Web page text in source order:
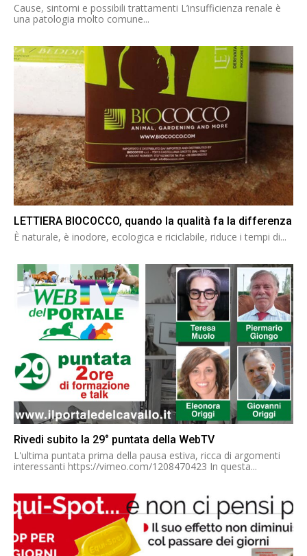
Cause, sintomi e possibili trattamenti L’insufficienza renale è
una patologia molto comune...
LETTIERA BIOCOCCO, quando la qualità fa la differenza
È naturale, è inodore, ecologica e riciclabile, riduce i tempi di...
Rivedi subito la 29° puntata della WebTV
L'ultima puntata prima della pausa estiva, ricca di argomenti
interessanti https://vimeo.com/1208470423 In questa...